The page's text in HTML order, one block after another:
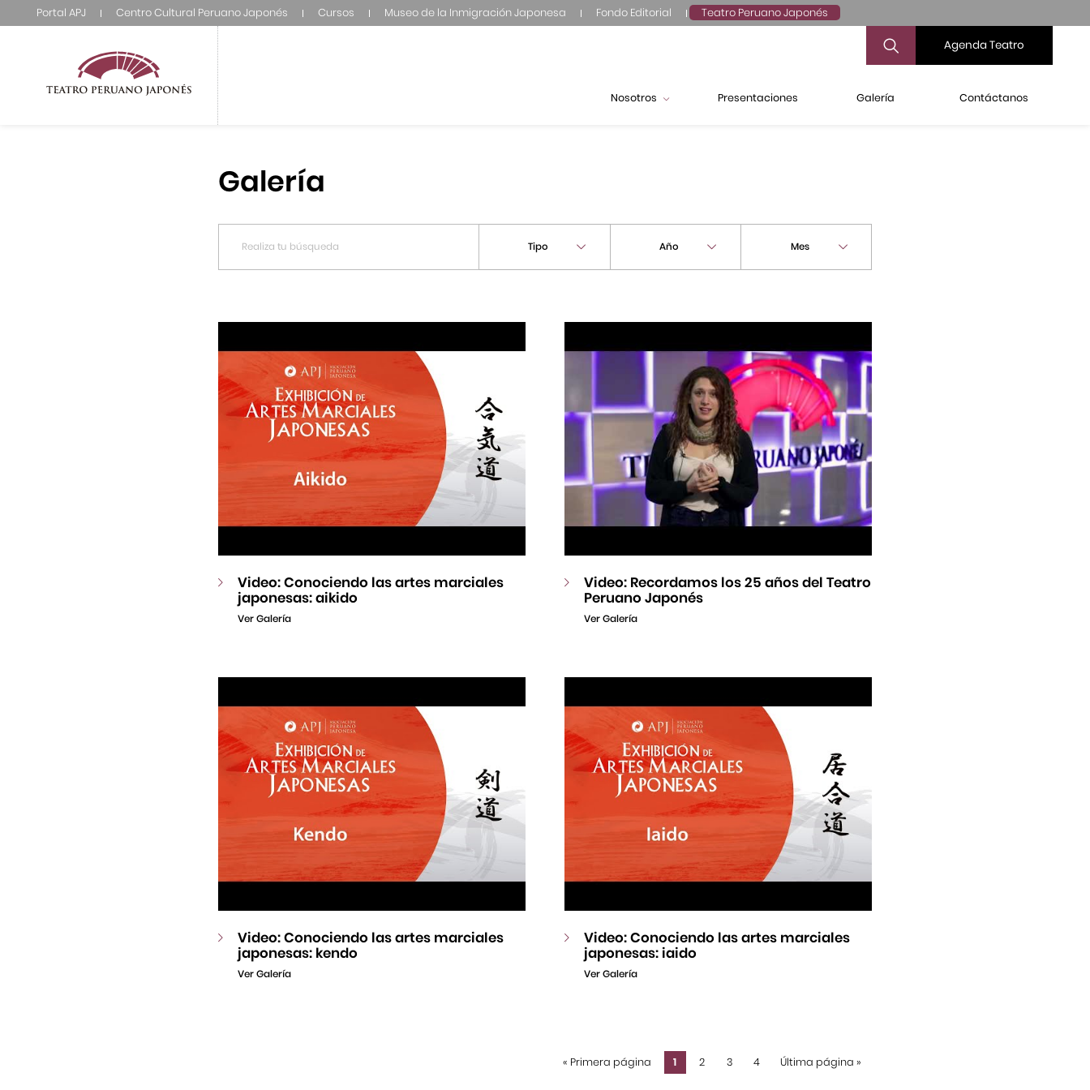
Portal APJ Centro Cultural Peruano Japonés Cursos Museo de la Inmigración Japonesa Fondo Editorial Teatro Peruano Japonés
Agenda Teatro
Nosotros Presentaciones Galería Contáctanos
Galería
Tipo Año Mes
Video: Conociendo las artes marciales
japonesas: aikido
Ver Galería
Video: Recordamos los 25 años del Teatro
Peruano Japonés
Ver Galería
Video: Conociendo las artes marciales
japonesas: kendo
Ver Galería
Video: Conociendo las artes marciales
japonesas: iaido
Ver Galería
« Primera página 1 2 3 4 Última página »